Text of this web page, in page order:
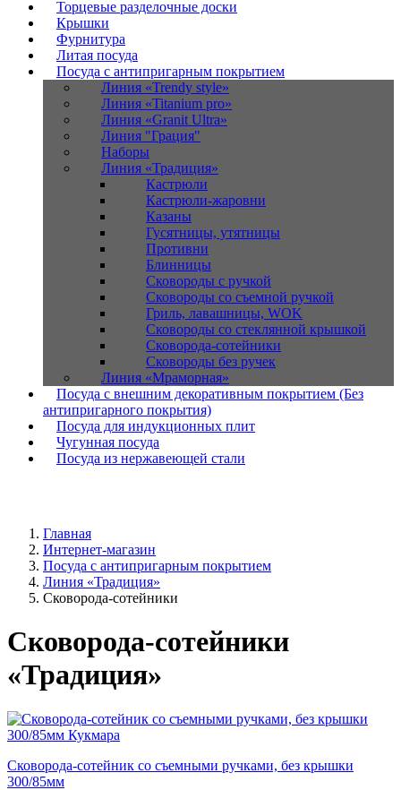
Торцевые разделочные доски
Крышки
Фурнитура
Литая посуда
Посуда с антипригарным покрытием
Линия «Trendy style»
Линия «Titanium pro»
Линия «Granit Ultra»
Линия "Грация"
Наборы
Линия «Традиция»
Кастрюли
Кастрюли-жаровни
Казаны
Гусятницы, утятницы
Противни
Блинницы
Сковороды с ручкой
Сковороды со съемной ручкой
Гриль, лавашницы, WOK
Сковороды со стеклянной крышкой
Сковорода-сотейники
Сковороды без ручек
Линия «Мраморная»
Посуда с внешним декоративным покрытием (Без
антипригарного покрытия)
Посуда для индукционных плит
Чугунная посуда
Посуда из нержавеющей стали
Главная
Интернет-магазин
Посуда с антипригарным покрытием
Линия «Традиция»
Сковорода-сотейники
Сковорода-сотейники
«Традиция»
Сковорода-сотейник со съемными ручками, без крышки
300/85мм